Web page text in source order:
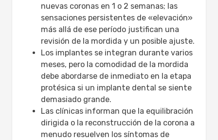
nuevas coronas en 1 o 2 semanas; las
sensaciones persistentes de «elevación»
más allá de ese período justifican una
revisión de la mordida y un posible ajuste.
Los implantes se integran durante varios
meses, pero la comodidad de la mordida
debe abordarse de inmediato en la etapa
protésica si un implante dental se siente
demasiado grande.
Las clínicas informan que la equilibración
dirigida o la reconstrucción de la corona a
menudo resuelven los síntomas de